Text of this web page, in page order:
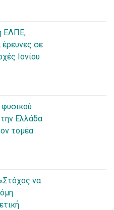
ΕΛΠΕ,
έρευνες σε
Ιονίου
Ελλάδα
τομέα
να